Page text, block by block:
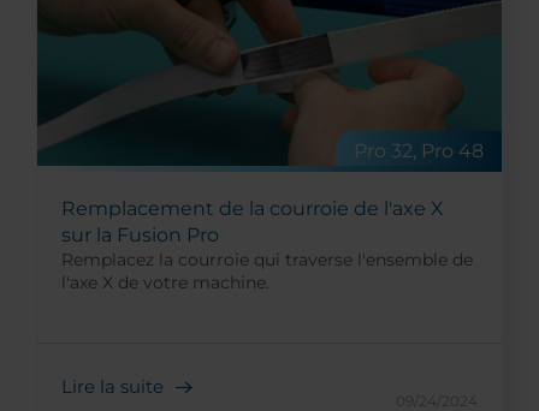
Pro 32, Pro 48
Remplacement de la courroie de l'axe X
sur la Fusion Pro
Remplacez la courroie qui traverse l'ensemble de
l'axe X de votre machine.
Lire la suite
09/24/2024